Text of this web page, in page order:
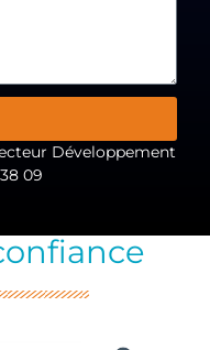
Développement
09